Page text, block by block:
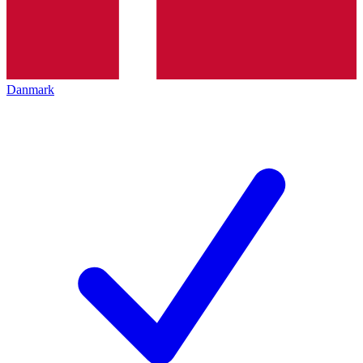
Danmark